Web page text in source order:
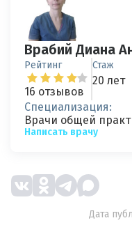
Врабий Диана
Рейтинг
16 отзывов
Стаж
20 лет
Специализация:
Врачи общей
Написать врачу
Дата